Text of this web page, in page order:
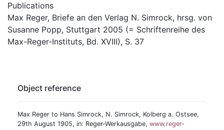
Publications
Max Reger, Briefe an den Verlag N. Simrock, hrsg. von
Susanne Popp, Stuttgart 2005 (= Schriftenreihe des
Max-Reger-Instituts, Bd. XVIII), S. 37
Object reference
Max Reger to Hans Simrock, N. Simrock, Kolberg a. Ostsee,
29th August 1905, in: Reger-Werkausgabe, www.reger-